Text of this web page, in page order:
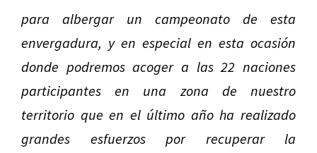
para albergar un campeonato de esta
envergadura, y en especial en esta ocasión
donde podremos acoger a las 22 naciones
participantes en una zona de nuestro
territorio que en el último año ha realizado
grandes esfuerzos por recuperar la